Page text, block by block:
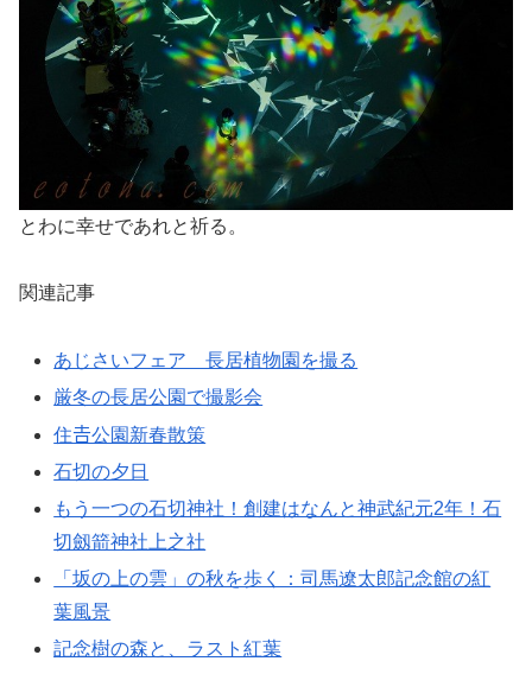
とわに幸せであれと祈る。
関連記事
あじさいフェア 長居植物園を撮る
厳冬の長居公園で撮影会
住𠮷公園新春散策
石切の夕日
もう一つの石切神社！創建はなんと神武紀元2年！石
切劔箭神社上之社
「坂の上の雲」の秋を歩く：司馬遼太郎記念館の紅
葉風景
記念樹の森と、ラスト紅葉